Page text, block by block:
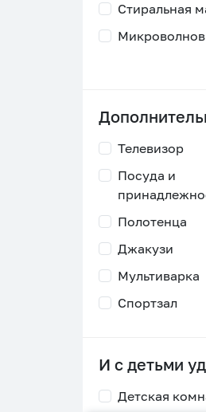
Стиральная
Телевизор
Посуда и
Полотенца
Джакузи
Мультиварка
Спортзал
И с детьми
Детская